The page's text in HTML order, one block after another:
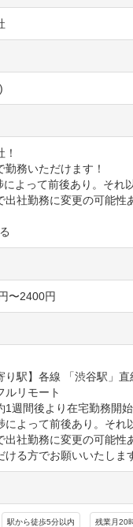
勤務いただけます！
よって前後あり。それ
出社勤務に変更の可能性
〜2400円
り駅】各線 「渋谷駅」直
ルリモート
1週間後より在宅勤務開始
よって前後あり。それ
出社勤務に変更の可能性
る方でお願いいたしま
駅から徒歩5分以内 残業月20